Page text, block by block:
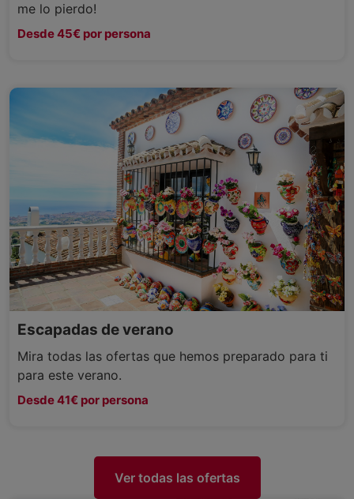
me lo pierdo!
Desde 45€ por persona
Escapadas de verano
Mira todas las ofertas que hemos preparado para ti
para este verano.
Desde 41€ por persona
Ver todas las ofertas